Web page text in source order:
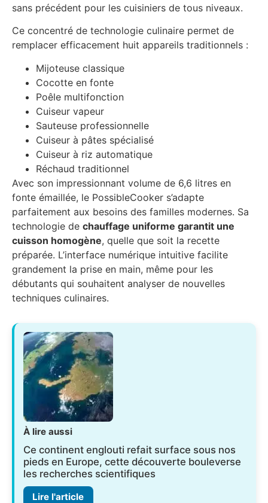
sans précédent pour les cuisiniers de tous niveaux.
Ce concentré de technologie culinaire permet de
remplacer efficacement huit appareils traditionnels :
Mijoteuse classique
Cocotte en fonte
Poêle multifonction
Cuiseur vapeur
Sauteuse professionnelle
Cuiseur à pâtes spécialisé
Cuiseur à riz automatique
Réchaud traditionnel
Avec son impressionnant volume de 6,6 litres en
fonte émaillée, le PossibleCooker s’adapte
parfaitement aux besoins des familles modernes. Sa
technologie de chauffage uniforme garantit une
cuisson homogène, quelle que soit la recette
préparée. L’interface numérique intuitive facilite
grandement la prise en main, même pour les
débutants qui souhaitent analyser de nouvelles
techniques culinaires.
À lire aussi
Ce continent englouti refait surface sous nos
pieds en Europe, cette découverte bouleverse
les recherches scientifiques
Lire l'article